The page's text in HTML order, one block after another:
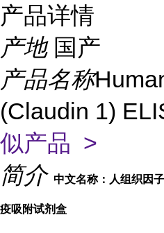
产品详情
产地 国产
产品名称
(Claudin 1)
似产品 >
简介 中文名称：人组织因
疫吸附试剂盒